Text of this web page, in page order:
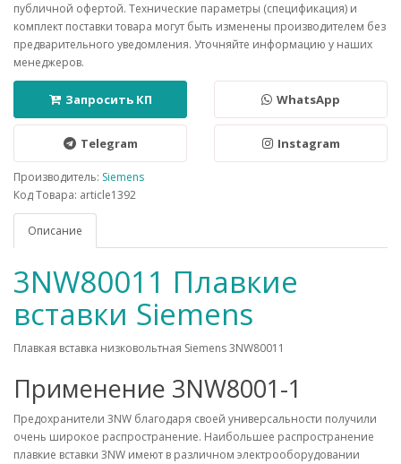
публичной офертой. Технические параметры (спецификация) и
комплект поставки товара могут быть изменены производителем без
предварительного уведомления. Уточняйте информацию у наших
менеджеров.
Запросить КП WhatsApp
Telegram Instagram
Производитель: Siemens
Код Товара: article1392
Описание
3NW80011 Плавкие
вставки Siemens
Плавкая вставка низковольтная Siemens 3NW80011
Применение 3NW8001-1
Предохранители 3NW благодаря своей универсальности получили
очень широкое распространение. Наибольшее распространение
плавкие вставки 3NW имеют в различном электрооборудовании